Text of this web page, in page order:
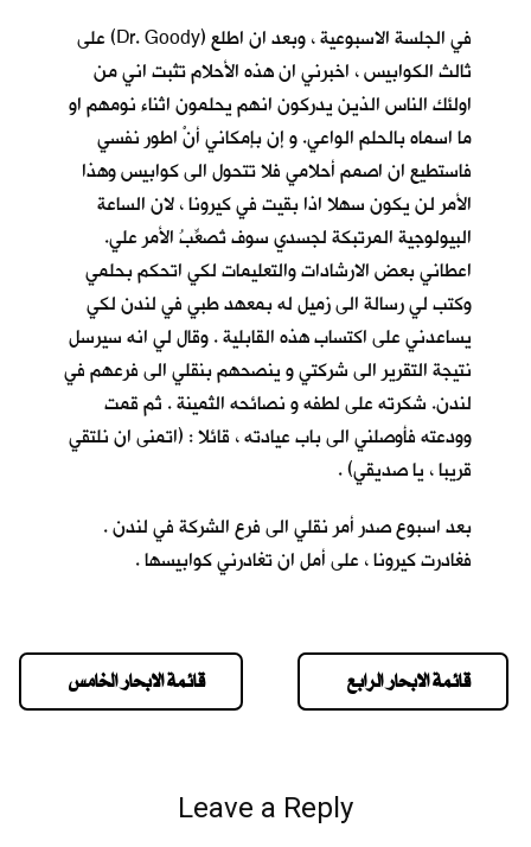
في الجلسة الاسبوعية ، وبعد ان اطلع (Dr. Goody) على
ثالث الكوابيس ، اخبرني ان هذه الأحلام تثبت اني من
اولئك الناس الذين يدركون انهم يحلمون اثناء نومهم او
ما اسماه بالحلم الواعي. و إن بإمكاني أنْ اطور نفسي
فاستطيع ان اصمم أحلامي فلا تتحول الى كوابيس وهذا
الأمر لن يكون سهلا اذا بقيت في كيرونا ، لان الساعة
البيولوجية المرتبكة لجسدي سوف تُصعِّبُ الأمر علي.
اعطاني بعض الارشادات والتعليمات لكي اتحكم بحلمي
وكتب لي رسالة الى زميل له بمعهد طبي في لندن لكي
يساعدني على اكتساب هذه القابلية . وقال لي انه سيرسل
نتيجة التقرير الى شركتي و ينصحهم بنقلي الى فرعهم في
لندن. شكرته على لطفه و نصائحه الثمينة . ثم قمت
وودعته فأوصلني الى باب عيادته ، قائلا : (اتمنى ان نلتقي
قريبا ، يا صديقي) .
بعد اسبوع صدر أمر نقلي الى فرع الشركة في لندن .
فغادرت كيرونا ، على أمل ان تغادرني كوابيسها .
قائمة الابحار الخامس قائمة الابحار الرابع
Leave a Reply